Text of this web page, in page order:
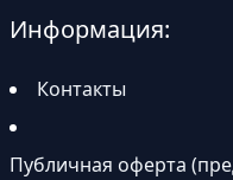
Информация:
Контакты
Публичная оферта